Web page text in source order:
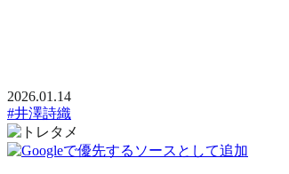
2026.01.14
#井澤詩織